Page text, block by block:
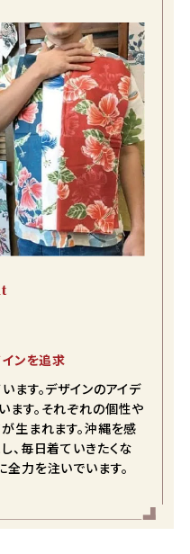
ートに入れる
ートに入れる
舗取り寄せ申請
舗取り寄せ申請
ン
取り寄せ申請
舗取り寄せ申請
ートに入れる
舗取り寄せ申請
ンを追求
ます。デザインのアイデ
ます。それぞれの個性や
生まれます。沖縄を感
、毎日着ていきたくな
力を注いでいます。